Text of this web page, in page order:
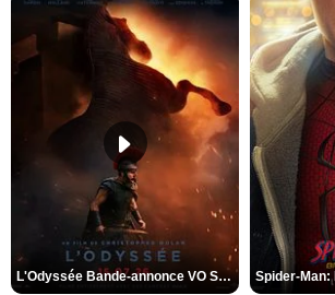
L'Odyssée Bande-annonce VO STFR